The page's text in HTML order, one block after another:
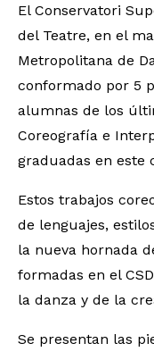
El Conservatori
del Teatre, en el
Metropolitana de
conformado por 5
alumnas de los
Coreografía e
graduadas en este
Estos trabajos
de lenguajes,
la nueva hornada
formadas en el
la danza y de la
Se presentan las